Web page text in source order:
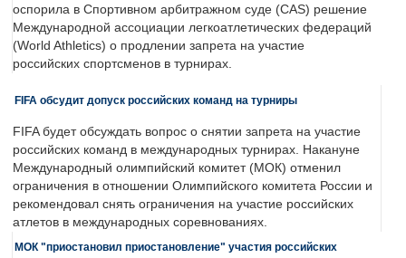
оспорила в Спортивном арбитражном суде (CAS) решение
Международной ассоциации легкоатлетических федераций
(World Athletics) о продлении запрета на участие
российских спортсменов в турнирах.
FIFA обсудит допуск российских команд на турниры
FIFA будет обсуждать вопрос о снятии запрета на участие
российских команд в международных турнирах. Накануне
Международный олимпийский комитет (МОК) отменил
ограничения в отношении Олимпийского комитета России и
рекомендовал снять ограничения на участие российских
атлетов в международных соревнованиях.
МОК "приостановил приостановление" участия российских